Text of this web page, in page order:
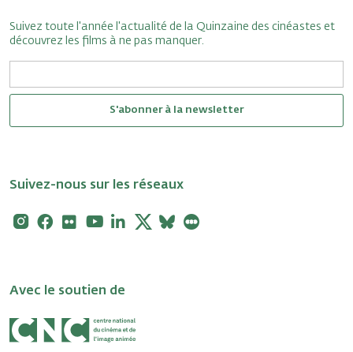
Suivez toute l'année l'actualité de la Quinzaine des cinéastes et
découvrez les films à ne pas manquer.
S'abonner à la newsletter
Suivez-nous sur les réseaux
Instagram
Facebook
FlickrYoutubeLinkedin
X Bluesky
Avec le soutien de